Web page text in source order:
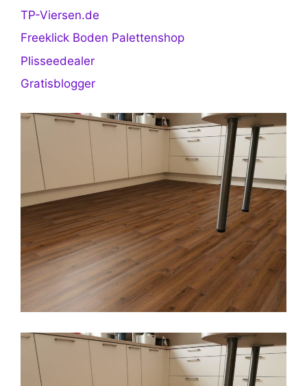
TP-Viersen.de
Freeklick Boden Palettenshop
Plisseedealer
Gratisblogger